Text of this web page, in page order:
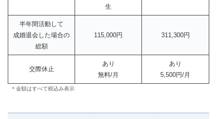
生
半年間活動して
成婚退会した場合の
総額
115,000円 311,300円
交際休止
あり
無料/月
あり
5,500円/月
＊金額はすべて税込み表示